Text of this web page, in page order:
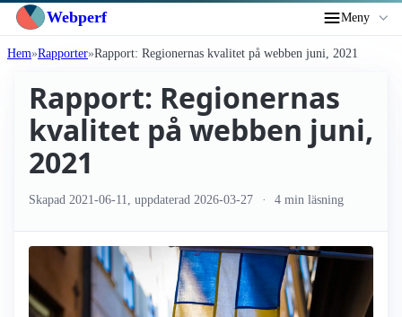
Webperf Meny
Hem Rapporter Rapport: Regionernas kvalitet på webben juni, 2021
Rapport: Regionernas
kvalitet på webben juni,
2021
Skapad 2021-06-11 , uppdaterad 2026-03-27 4 min läsning